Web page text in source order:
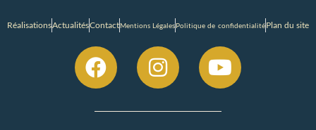
RéalisationsActualitésContactMentions LégalesPolitique de confidentialitéPlan du site